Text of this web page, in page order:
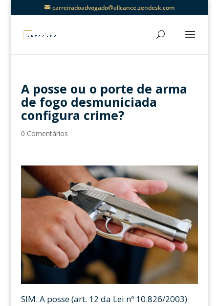
carreiradoadvogado@allcance.zendesk.com
A posse ou o porte de arma
de fogo desmuniciada
configura crime?
0 Comentários
SIM. A posse (art. 12 da Lei nº 10.826/2003)